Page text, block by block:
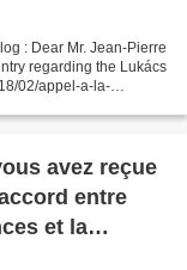
: Dear Mr. Jean-Pierre
regarding the Lukács
02/appel-a-la-
avez reçue
entre
et la
Lukács